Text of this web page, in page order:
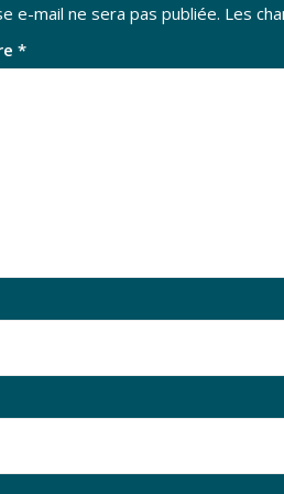
e-mail ne sera pas publiée. Les
*